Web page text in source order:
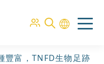
豐富，TNFD生物足跡